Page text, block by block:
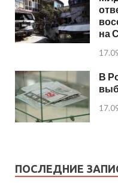
на
В
ПОСЛЕДНИЕ